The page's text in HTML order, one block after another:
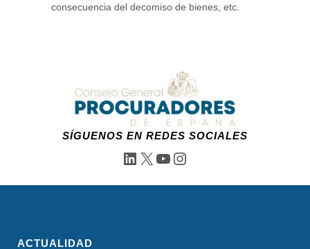
consecuencia del decomiso de bienes, etc.
SÍGUENOS EN REDES SOCIALES
LinkedIn
X YouTube
Instagram
ACTUALIDAD